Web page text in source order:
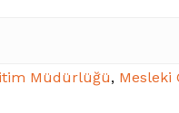
Müdürlüğü, Mesleki